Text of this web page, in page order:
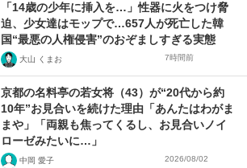
「14歳の少年に挿入を…」性器に火をつけ脅
迫、少女達はモップで…657人が死亡した韓
国“最悪の人権侵害”のおぞましすぎる実態
大山 くまお 7時間前
京都の名料亭の若女将（43）が“20代から約
10年”お見合いを続けた理由「あんたはわがま
まや」「両親も焦ってくるし、お見合いノイ
ローゼみたいに…」
中岡 愛子 2026/08/02